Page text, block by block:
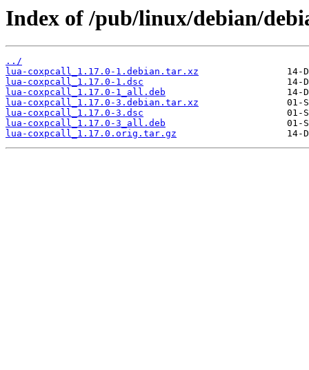
Index of /pub/linux/debian/
../
lua-coxpcall_1.17.0-1.debian.tar.xz
lua-coxpcall_1.17.0-1.dsc
lua-coxpcall_1.17.0-1_all.deb
lua-coxpcall_1.17.0-3.debian.tar.xz
lua-coxpcall_1.17.0-3.dsc
lua-coxpcall_1.17.0-3_all.deb
lua-coxpcall_1.17.0.orig.tar.gz